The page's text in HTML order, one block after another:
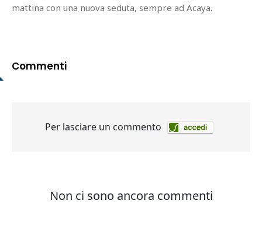
mattina con una nuova seduta, sempre ad Acaya.
Commenti